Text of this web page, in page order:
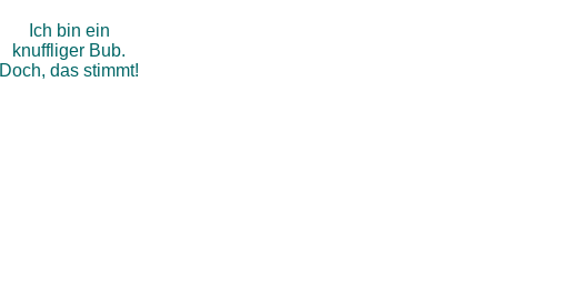
Ich bin ein
knuffliger Bub.
Doch, das stimmt!